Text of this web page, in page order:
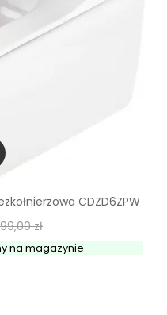
CDZD6ZPW
zł
na magazynie